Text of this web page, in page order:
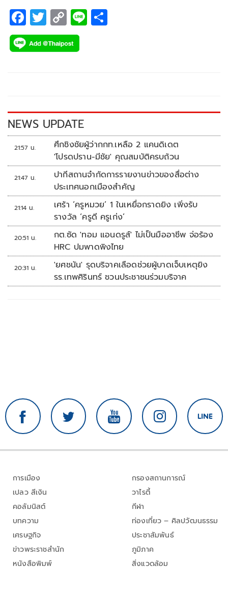
F
ac
e
k
T
wi
tt
C
o
p
k
Li
NEWS UPDATE
21:57 น.
ศึกชิงชัยผู้ว่ากกท.เหลือ 2 แคนดิเดต
'โปรดปราน-มีชัย' คุณสมบัติครบถ้วน
21:47 น.
ปากีสถานจำกัดการรายงานข่าวของสื่อต่าง
ประเทศนอกเมืองสำคัญ
21:14 น.
เศร้า ‘ครูหมวย’ 1 ในเหยื่อกราดยิง เพิ่งรับ
รางวัล ‘ครูดี ครูเก่ง’
20:51 น.
กต.ซัด 'ทอม แอนดรูส์' ไม่เป็นมืออาชีพ จ่อร้อง
HRC ปมพาดพิงไทย
20:31 น.
'ยศชนัน' รุดบริจาคเลือดช่วยผู้บาดเจ็บเหตุยิง
รร.เทพศิรินทร์ ชวนประชาชนร่วมบริจาค
การเมือง
เปลว สีเงิน
คอลัมนิสต์
บทความ
เศรษฐกิจ
ข่าวพระราชสำนัก
หนังสือพิมพ์
กรองสถานการณ์
วาไรตี้
กีฬา
ท่องเที่ยว – ศิลปวัฒนธรรม
ประชาสัมพันธ์
ภูมิภาค
สิ่งแวดล้อม